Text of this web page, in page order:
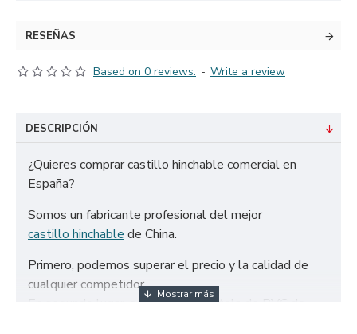
RESEÑAS
Based on 0 reviews. - Write a review
DESCRIPCIÓN
¿Quieres comprar castillo hinchable comercial en
España?
Somos un fabricante profesional del mejor
castillo hinchable de China.
Primero, podemos superar el precio y la calidad de
cualquier competidor.
En segundo lugar, solo utilizamos tela de PVC de